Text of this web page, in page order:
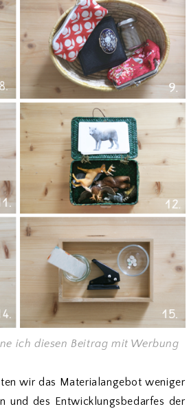
ich diesen Beitrag mit Werbung
wir das Materialangebot weniger
und des Entwicklungsbedarfes der